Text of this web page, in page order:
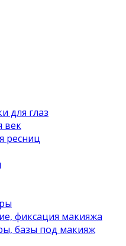
для глаз
век
ресниц
фиксация макияжа
базы под макияж